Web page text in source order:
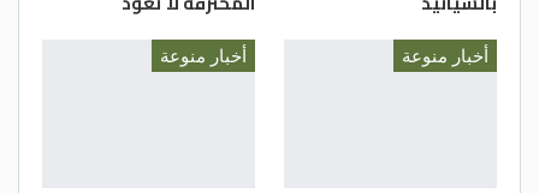
أخبار منوعة أخبار منوعة